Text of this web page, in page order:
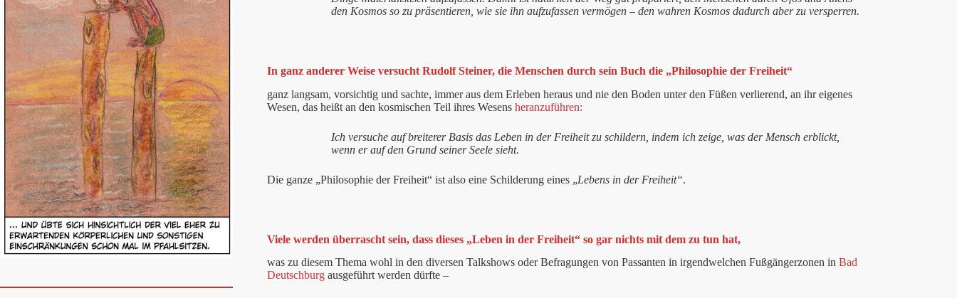
den Kosmos so zu präsentieren, wie sie ihn aufzufassen vermögen – den wahren Kosmos dadurch aber zu versperren.
In ganz anderer Weise versucht Rudolf Steiner, die Menschen durch sein Buch die „Philosophie der Freiheit“
ganz langsam, vorsichtig und sachte, immer aus dem Erleben heraus und nie den Boden unter den Füßen verlierend, an ihr eigenes
Wesen, das heißt an den kosmischen Teil ihres Wesens heranzuführen:
Ich versuche auf breiterer Basis das Leben in der Freiheit zu schildern, indem ich zeige, was der Mensch erblickt,
wenn er auf den Grund seiner Seele sieht.
Die ganze „Philosophie der Freiheit“ ist also eine Schilderung eines „Lebens in der Freiheit“.
Viele werden überrascht sein, dass dieses „Leben in der Freiheit“ so gar nichts mit dem zu tun hat,
was zu diesem Thema wohl in den diversen Talkshows oder Befragungen von Passanten in irgendwelchen Fußgängerzonen in Bad
Deutschburgausgeführt werden dürfte –